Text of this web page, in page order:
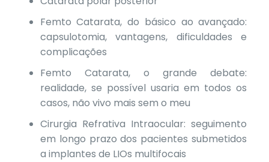
Femto Catarata, do básico ao avançado:
capsulotomia, vantagens, dificuldades e
complicações
Femto Catarata, o grande debate:
realidade, se possível usaria em todos os
casos, não vivo mais sem o meu
Cirurgia Refrativa Intraocular: seguimento
em longo prazo dos pacientes submetidos
a implantes de LIOs multifocais